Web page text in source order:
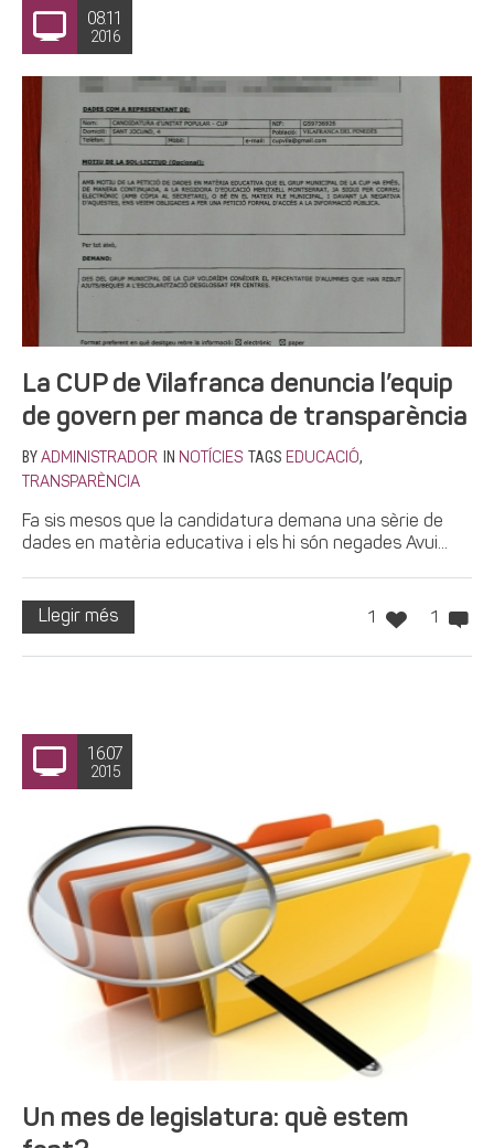
08.11
2016
La CUP de Vilafranca denuncia l’equip
de govern per manca de transparència
BY ADMINISTRADOR IN NOTÍCIES TAGS EDUCACIÓ,
TRANSPARÈNCIA
Fa sis mesos que la candidatura demana una sèrie de
dades en matèria educativa i els hi són negades Avui...
1 1
Llegir més
16.07
2015
Un mes de legislatura: què estem